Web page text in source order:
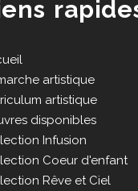
artistique
artistique
disponibles
Infusion
Coeur d'enfant
Rêve et Ciel